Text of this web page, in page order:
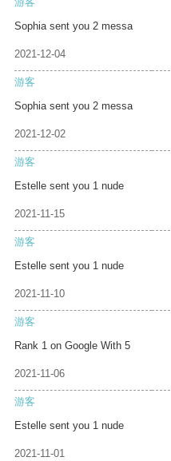
Sophia sent you 2 messa
2021-12-04
游客
Sophia sent you 2 messa
2021-12-02
游客
Estelle sent you 1 nude
2021-11-15
游客
Estelle sent you 1 nude
2021-11-10
游客
Rank 1 on Google With 5
2021-11-06
游客
Estelle sent you 1 nude
2021-11-01